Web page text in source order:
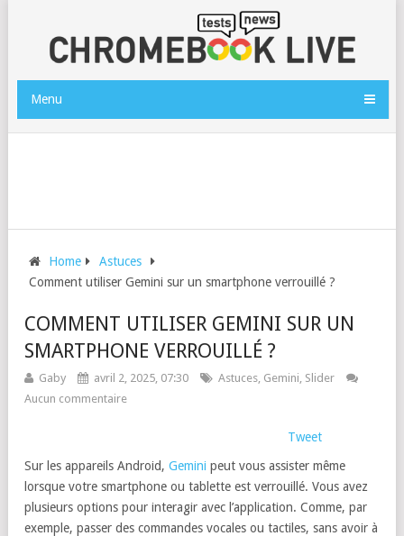
Menu
Home
Astuces
Comment utiliser Gemini sur un smartphone verrouillé ?
COMMENT UTILISER GEMINI SUR UN
SMARTPHONE VERROUILLÉ ?
Gaby avril 2, 2025, 07:30 Astuces, Gemini, Slider
Aucun commentaire
Tweet
Sur les appareils Android, Gemini peut vous assister même
lorsque votre smartphone ou tablette est verrouillé. Vous avez
plusieurs options pour interagir avec l’application. Comme, par
exemple, passer des commandes vocales ou tactiles, sans avoir à